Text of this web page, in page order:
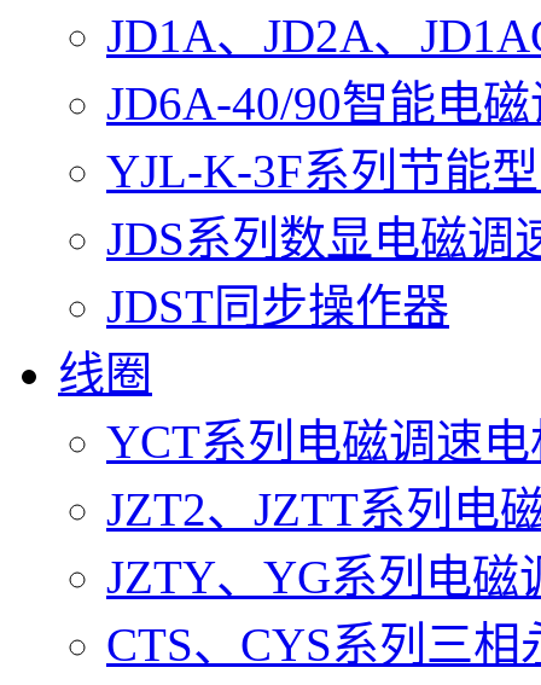
JD1A、JD2A、
JD6A-40/90智能电
YJL-K-3F系列节能
JDS系列数显电磁调
JDST同步操作器
线圈
YCT系列电磁调速
JZT2、JZTT系列电
JZTY、YG系列电磁
CTS、CYS系列三